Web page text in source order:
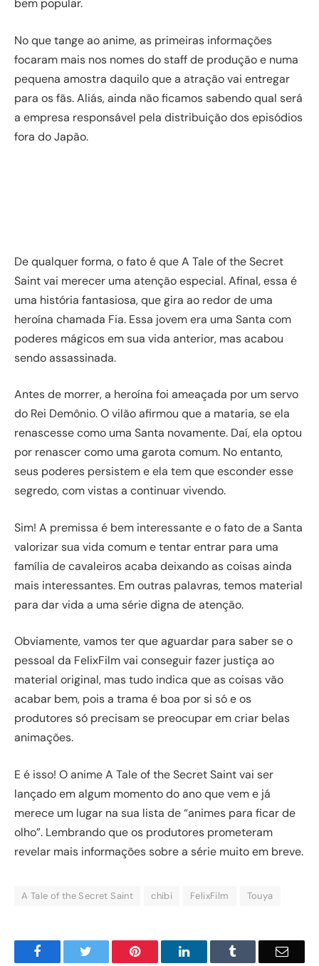
bem popular.
No que tange ao anime, as primeiras informações
focaram mais nos nomes do staff de produção e numa
pequena amostra daquilo que a atração vai entregar
para os fãs. Aliás, ainda não ficamos sabendo qual será
a empresa responsável pela distribuição dos episódios
fora do Japão.
De qualquer forma, o fato é que A Tale of the Secret
Saint vai merecer uma atenção especial. Afinal, essa é
uma história fantasiosa, que gira ao redor de uma
heroína chamada Fia. Essa jovem era uma Santa com
poderes mágicos em sua vida anterior, mas acabou
sendo assassinada.
Antes de morrer, a heroína foi ameaçada por um servo
do Rei Demônio. O vilão afirmou que a mataria, se ela
renascesse como uma Santa novamente. Daí, ela optou
por renascer como uma garota comum. No entanto,
seus poderes persistem e ela tem que esconder esse
segredo, com vistas a continuar vivendo.
Sim! A premissa é bem interessante e o fato de a Santa
valorizar sua vida comum e tentar entrar para uma
família de cavaleiros acaba deixando as coisas ainda
mais interessantes. Em outras palavras, temos material
para dar vida a uma série digna de atenção.
Obviamente, vamos ter que aguardar para saber se o
pessoal da FelixFilm vai conseguir fazer justiça ao
material original, mas tudo indica que as coisas vão
acabar bem, pois a trama é boa por si só e os
produtores só precisam se preocupar em criar belas
animações.
E é isso! O anime A Tale of the Secret Saint vai ser
lançado em algum momento do ano que vem e já
merece um lugar na sua lista de “animes para ficar de
olho”. Lembrando que os produtores prometeram
revelar mais informações sobre a série muito em breve.
A Tale of the Secret Saint chibi FelixFilm Touya
Facebook Pinterest LinkedIn Email